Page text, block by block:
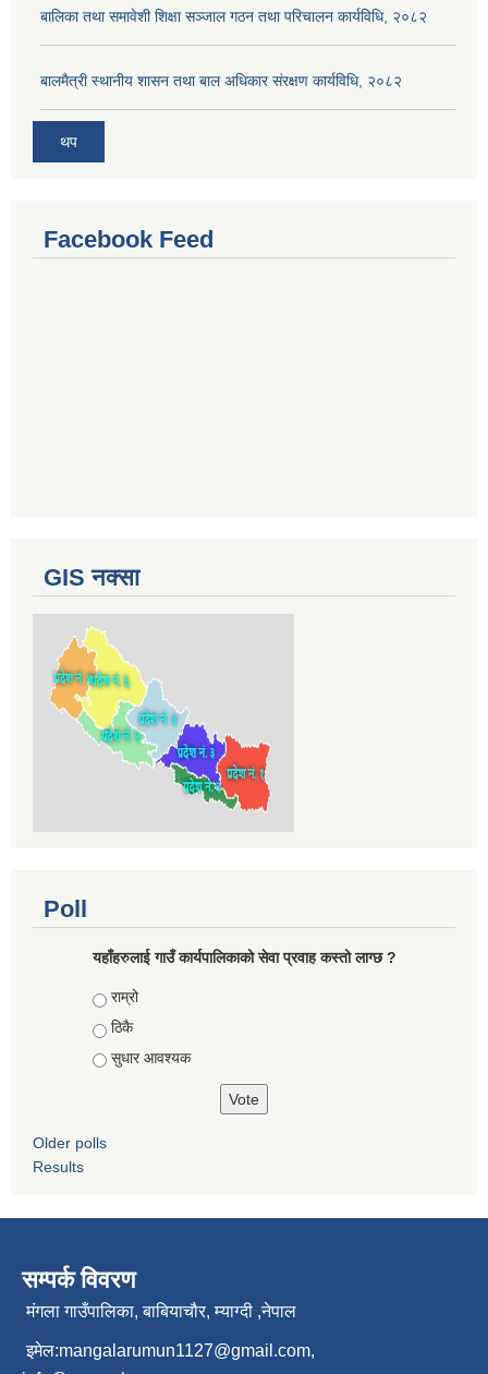
बालिका तथा समावेशी शिक्षा सञ्जाल गठन तथा परिचालन कार्यविधि, २०८२
बालमैत्री स्थानीय शासन तथा बाल अधिकार संरक्षण कार्यविधि, २०८२
थप
Facebook Feed
GIS नक्सा
Poll
यहाँहरुलाई गाउँ कार्यपालिकाको सेवा प्रवाह कस्तो लाग्छ ?
Choices
राम्रो
ठिकै
सुधार आवश्यक
Older polls
Results
सम्पर्क विवरण
मंगला गाउँपालिका, बाबियाचौर, म्याग्दी ,नेपाल
इमेल:mangalarumun1127@gmail.com,